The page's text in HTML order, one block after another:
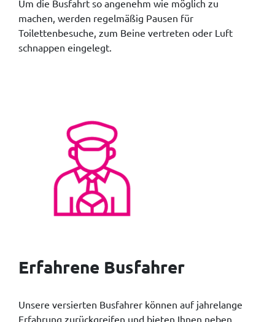
Um die Busfahrt so angenehm wie möglich zu
machen, werden regelmäßig Pausen für
Toilettenbesuche, zum Beine vertreten oder Luft
schnappen eingelegt.
Erfahrene Busfahrer
Unsere versierten Busfahrer können auf jahrelange
Erfahrung zurückgreifen und bieten Ihnen neben